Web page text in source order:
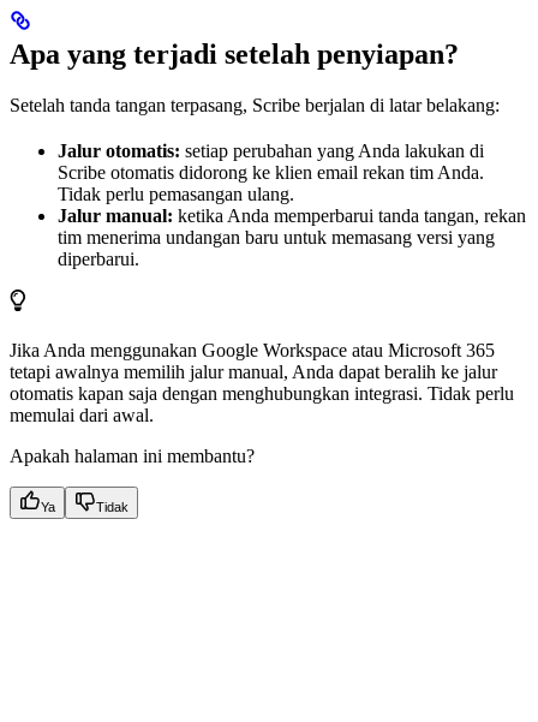
Apa yang terjadi setelah penyiapan?
Setelah tanda tangan terpasang, Scribe berjalan di latar belakang:
Jalur otomatis: setiap perubahan yang Anda lakukan di
Scribe otomatis didorong ke klien email rekan tim Anda.
Tidak perlu pemasangan ulang.
Jalur manual: ketika Anda memperbarui tanda tangan, rekan
tim menerima undangan baru untuk memasang versi yang
diperbarui.
Jika Anda menggunakan Google Workspace atau Microsoft 365
tetapi awalnya memilih jalur manual, Anda dapat beralih ke jalur
otomatis kapan saja dengan menghubungkan integrasi. Tidak perlu
memulai dari awal.
Apakah halaman ini membantu?
Ya Tidak